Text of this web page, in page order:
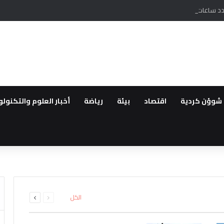
ساعات المولدات في الحسكة وسط شكاوى من الاهالي
شوؤن كردية اقتصاد بيئة رياضة أخبار العلوم
في سوريا رغم تراجع
من مهجري سري كانيه إلى
المدعومة من تركيا لتقليص
“تعزيز التضامن الوطني
سراح الزعيمين الكرديين
الكل الصفحةالصفحة